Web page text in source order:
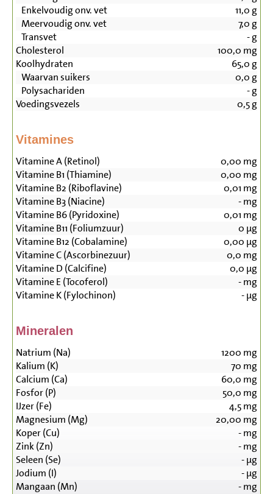
Enkelvoudig onv. vet
11,0 g
Meervoudig onv. vet
7,0 g
Transvet
-g
Cholesterol
100,0 mg
Koolhydraten
65,0 g
Waarvan suikers
0,0 g
Polysachariden
-g
Voedingsvezels
0,5g
Vitamines
Vitamine A (Retinol) 0,00 mg
Vitamine B1 (Thiamine)
0,00 mg
Vitamine B2 (Riboflavine)
0,01 mg
Vitamine B3 (Niacine)
-mg
Vitamine B6 (Pyridoxine)
0,01 mg
Vitamine B11 (Foliumzuur)
0 µg
Vitamine B12 (Cobalamine)
0,00 µg
Vitamine C (Ascorbinezuur)
0,0 mg
Vitamine D (Calcifine)
0,0 µg
Vitamine E (Tocoferol)
-mg
Vitamine K (Fylochinon)
-µg
Mineralen
Natrium (Na) 1200 mg
Kalium (K)
70 mg
Calcium (Ca)
60,0 mg
Fosfor (P)
50,0 mg
IJzer (Fe)
4,5mg
Magnesium (Mg)
20,00 mg
Koper (Cu)
-mg
Zink (Zn)
-mg
Seleen (Se)
-µg
Jodium (I)
-µg
Mangaan (Mn)
-mg